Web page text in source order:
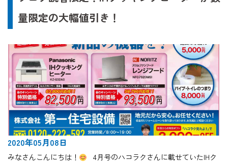
量限定の大幅値引き！
2020年05月08日
みなさんこんにちは！
4月号のハコラクさんに載せていたIHク